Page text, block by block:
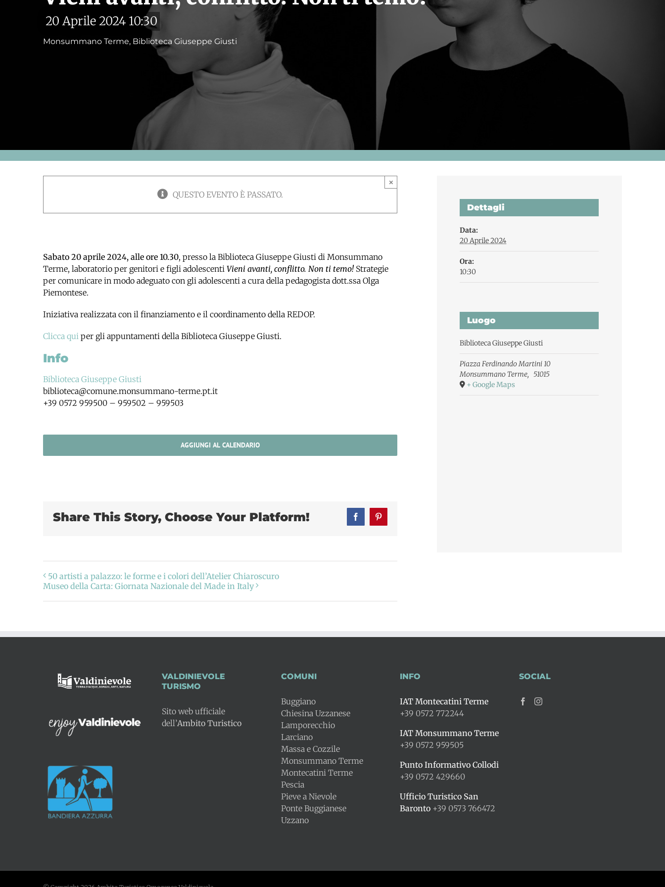
20 Aprile 2024 10:30
Monsummano Terme, Biblioteca Giuseppe Giusti
QUESTO EVENTO È PASSATO.
×
Sabato 20 aprile 2024, alle ore 10.30, presso la Biblioteca Giuseppe Giusti di Monsummano
Terme, laboratorio per genitori e figli adolescenti Vieni avanti, conflitto. Non ti temo! Strategie
per comunicare in modo adeguato con gli adolescenti a cura della pedagogista dott.ssa Olga
Piemontese.
Iniziativa realizzata con il finanziamento e il coordinamento della REDOP.
Clicca qui per gli appuntamenti della Biblioteca Giuseppe Giusti.
Info
Biblioteca Giuseppe Giusti
biblioteca@comune.monsummano-terme.pt.it
+39 0572 959500 – 959502 – 959503
AGGIUNGI AL CALENDARIO
Share This Story, Choose Your Platform! FacebookPinterest
50 artisti a palazzo: le forme e i colori dell’Atelier Chiaroscuro
Museo della Carta: Giornata Nazionale del Made in Italy
Dettagli
Data:
20 Aprile 2024
Ora:
10:30
Luogo
Biblioteca Giuseppe Giusti
Piazza Ferdinando Martini 10
Monsummano Terme, 51015
+ Google Maps
VALDINIEVOLE
TURISMO
Sito web ufficiale
dell’Ambito Turistico
COMUNI
Buggiano
Chiesina Uzzanese
Lamporecchio
Larciano
Massa e Cozzile
Monsummano Terme
Montecatini Terme
Pescia
Pieve a Nievole
Ponte Buggianese
Uzzano
INFO
IAT Montecatini Terme
+39 0572 772244
IAT Monsummano Terme
+39 0572 959505
Punto Informativo Collodi
+39 0572 429660
Ufficio Turistico San
Baronto +39 0573 766472
SOCIAL